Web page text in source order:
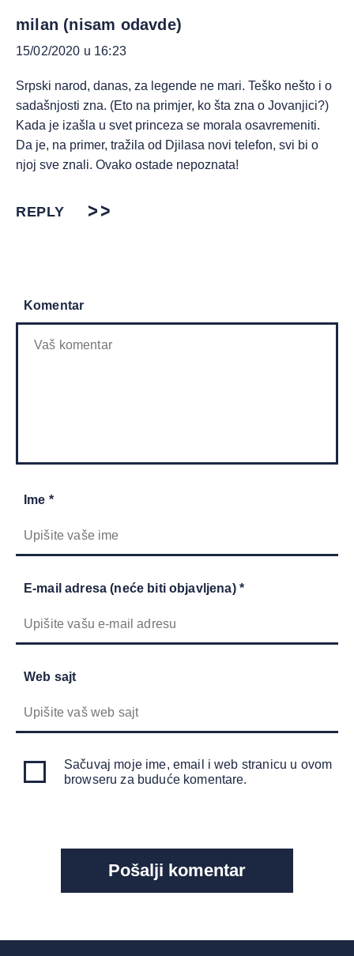
milan (nisam odavde)
15/02/2020 u 16:23
Srpski narod, danas, za legende ne mari. Teško nešto i o
sadašnjosti zna. (Eto na primjer, ko šta zna o Jovanjici?)
Kada je izašla u svet princeza se morala osavremeniti.
Da je, na primer, tražila od Djilasa novi telefon, svi bi o
njoj sve znali. Ovako ostade nepoznata!
REPLY
Komentar
Ime *
E-mail adresa (neće biti objavljena) *
Web sajt
Sačuvaj moje ime, email i web stranicu u ovom
browseru za buduće komentare.